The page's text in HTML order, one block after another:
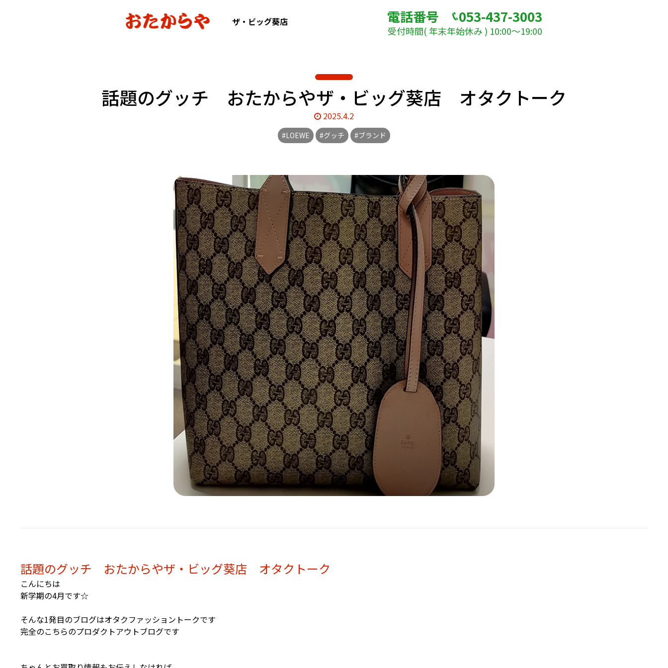
ザ・ビッグ葵店 電話番号 053-437-3003
受付時間( 年末年始休み ) 10:00～19:00
話題のグッチ おたからやザ・ビッグ葵店 オタクトーク
2025.4.2
#LOEWE #グッチ #ブランド
話題のグッチ おたからやザ・ビッグ葵店 オタクトーク
こんにちは
新学期の4月です☆
そんな1発目のブログはオタクファッショントークです
完全のこちらのプロダクトアウトブログです